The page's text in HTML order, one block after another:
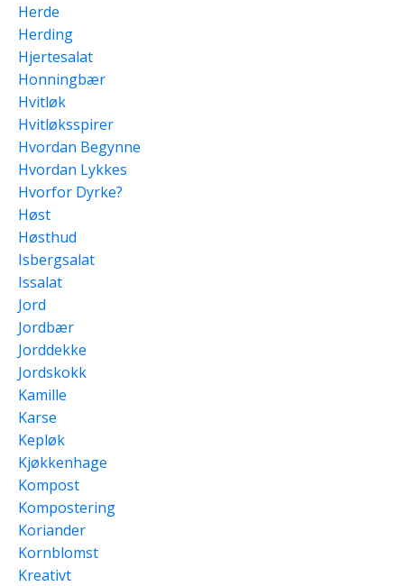
Herde
Herding
Hjertesalat
Honningbær
Hvitløk
Hvitløksspirer
Hvordan Begynne
Hvordan Lykkes
Hvorfor Dyrke?
Høst
Høsthud
Isbergsalat
Issalat
Jord
Jordbær
Jorddekke
Jordskokk
Kamille
Karse
Kepløk
Kjøkkenhage
Kompost
Kompostering
Koriander
Kornblomst
Kreativt